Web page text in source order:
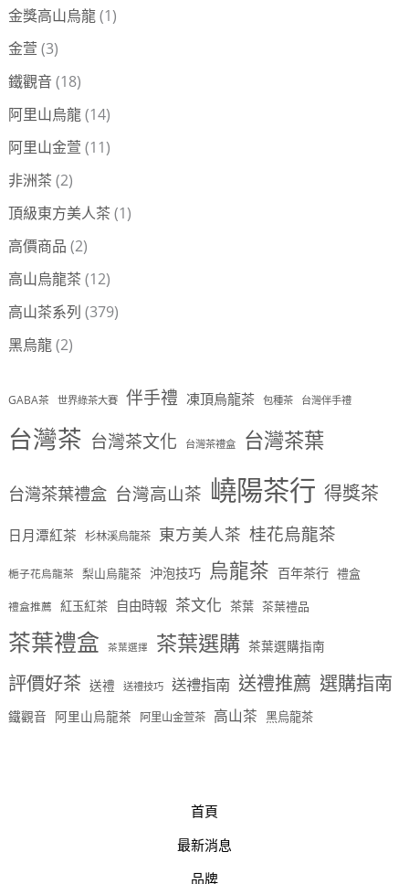
金獎高山烏龍(1)
金萱 (3)
鐵觀音 (18)
阿里山烏龍(14)
阿里山金萱 (11)
非洲茶 (2)
頂級東方美人茶 (1)
高價商品 (2)
高山烏龍茶 (12)
高山茶系列 (379)
黑烏龍(2)
GABA茶 世界綠茶大賽 伴手禮 凍頂烏龍茶 包種茶 台灣伴手禮
台灣茶 台灣茶文化 台灣茶禮盒 台灣茶葉
台灣茶葉禮盒 台灣高山茶 嶢陽茶行 得獎茶
日月潭紅茶 杉林溪烏龍茶 東方美人茶 桂花烏龍茶
梔子花烏龍茶 梨山烏龍茶 沖泡技巧 烏龍茶 百年茶行 禮盒
禮盒推薦 紅玉紅茶 自由時報 茶文化 茶葉 茶葉禮品
茶葉禮盒 茶葉選擇 茶葉選購 茶葉選購指南
評價好茶 送禮 送禮技巧 送禮指南 送禮推薦 選購指南
鐵觀音 阿里山烏龍茶 阿里山金萱茶 高山茶 黑烏龍茶
首頁
最新消息
品牌